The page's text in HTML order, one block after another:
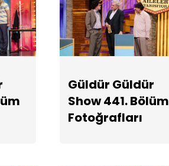
Güldür Güldür
Show 441. Bölüm
Fotoğrafları